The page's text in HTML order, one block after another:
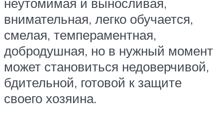
неутомимая и выносливая,
внимательная, легко обучается,
смелая, темпераментная,
добродушная, но в нужный момент
может становиться недоверчивой,
бдительной, готовой к защите
своего хозяина.